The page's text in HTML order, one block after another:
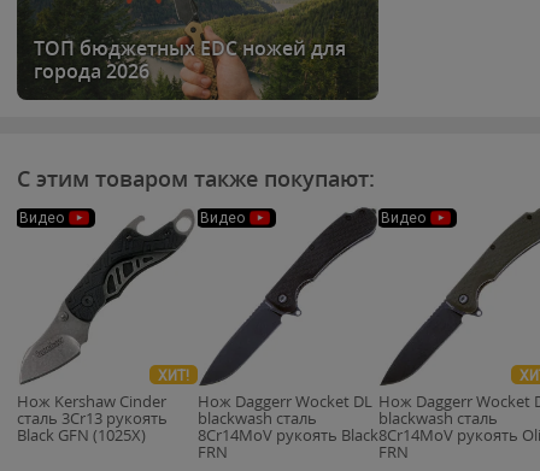
ТОП бюджетных EDC ножей для
города 2026
С этим товаром также покупают:
Видео
ХИТ!
Нож Kershaw Cinder
cталь 3Cr13 рукоять
Black GFN (1025X)
Видео
Нож Daggerr Wocket DL
blackwash сталь
8Cr14MoV рукоять Black
FRN
Видео
Нож Daggerr Wocket
blackwash сталь
8Cr14MoV рукоять
FRN